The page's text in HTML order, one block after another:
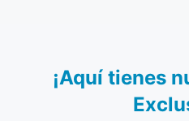
¡Aquí tienes